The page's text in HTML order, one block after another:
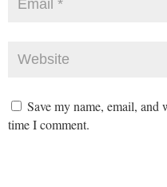
Save my name, email, and
time I comment.